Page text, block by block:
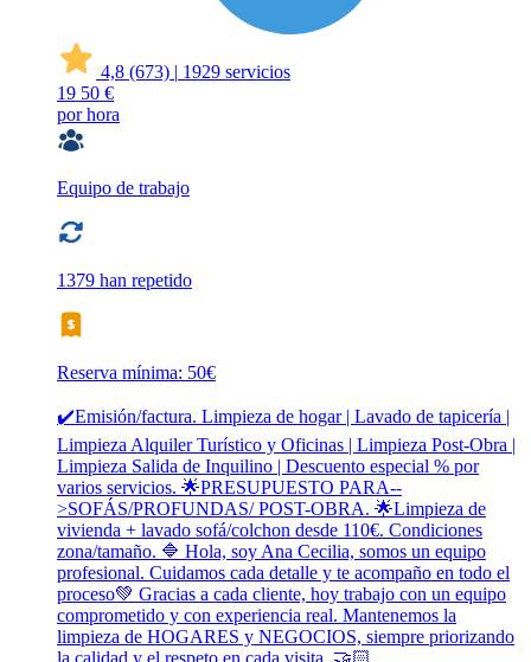
4,8 (673) | 1929 servicios
19 50 €
por hora
Equipo de trabajo
1379 han repetido
Reserva mínima: 50€
✔️Emisión/factura. Limpieza de hogar | Lavado de tapicería |
Limpieza Alquiler Turístico y Oficinas | Limpieza Post-Obra |
Limpieza Salida de Inquilino | Descuento especial % por
varios servicios. 🌟PRESUPUESTO PARA--
>SOFÁS/PROFUNDAS/ POST-OBRA. 🌟Limpieza de
vivienda + lavado sofá/colchon desde 110€. Condiciones
zona/tamaño. 🔷 Hola, soy Ana Cecilia, somos un equipo
profesional. Cuidamos cada detalle y te acompaño en todo el
proceso💚 Gracias a cada cliente, hoy trabajo con un equipo
comprometido y con experiencia real. Mantenemos la
limpieza de HOGARES y NEGOCIOS, siempre priorizando
la calidad y el respeto en cada visita. 🤝🏻